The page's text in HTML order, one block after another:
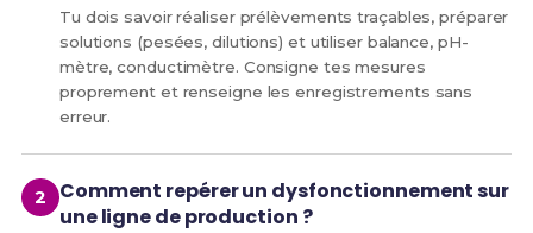
Tu dois savoir réaliser prélèvements traçables, préparer
solutions (pesées, dilutions) et utiliser balance, pH-
mètre, conductimètre. Consigne tes mesures
proprement et renseigne les enregistrements sans
erreur.
Comment repérer un dysfonctionnement sur
une ligne de production ?